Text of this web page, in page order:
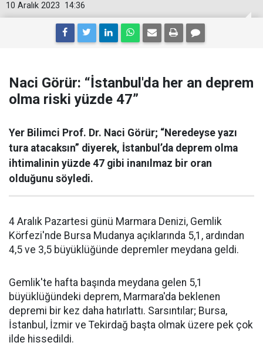
14:36
10 Aralık 2023
Naci Görür: “İstanbul'da her an deprem
olma riski yüzde 47”
Yer Bilimci Prof. Dr. Naci Görür; “Neredeyse yazı
tura atacaksın” diyerek, İstanbul’da deprem olma
ihtimalinin yüzde 47 gibi inanılmaz bir oran
olduğunu söyledi.
4 Aralık Pazartesi günü Marmara Denizi, Gemlik
Körfezi'nde Bursa Mudanya açıklarında 5,1, ardından
4,5 ve 3,5 büyüklüğünde depremler meydana geldi.
Gemlik'te hafta başında meydana gelen 5,1
büyüklüğündeki deprem, Marmara'da beklenen
depremi bir kez daha hatırlattı. Sarsıntılar; Bursa,
İstanbul, İzmir ve Tekirdağ başta olmak üzere pek çok
ilde hissedildi.